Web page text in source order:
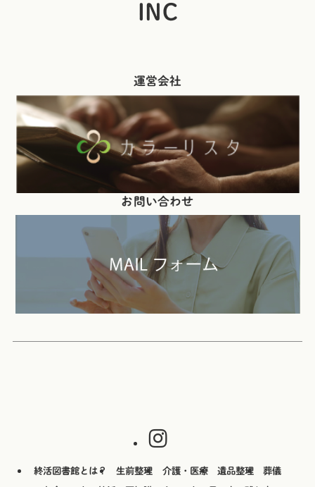
INC
運営会社
お問い合わせ
終活図書館とは？ 生前整理 介護・医療 遺品整理
葬儀